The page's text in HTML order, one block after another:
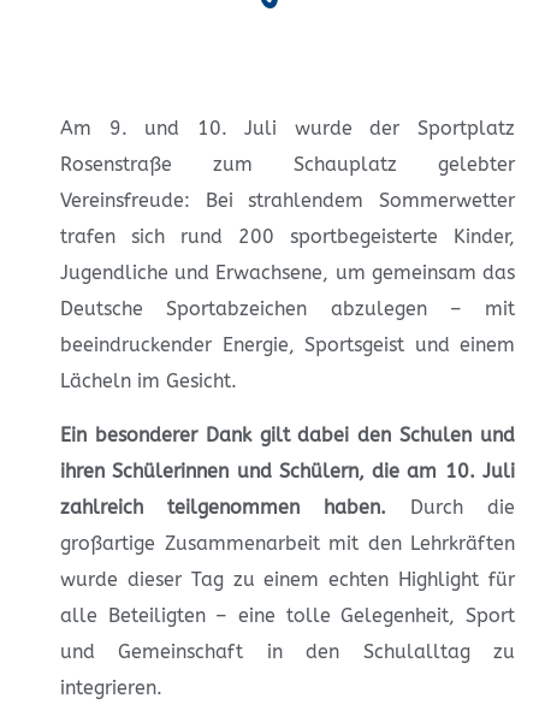
Am 9. und 10. Juli wurde der Sportplatz
Rosenstraße zum Schauplatz gelebter
Vereinsfreude: Bei strahlendem Sommerwetter
trafen sich rund 200 sportbegeisterte Kinder,
Jugendliche und Erwachsene, um gemeinsam das
Deutsche Sportabzeichen abzulegen – mit
beeindruckender Energie, Sportsgeist und einem
Lächeln im Gesicht.
Ein besonderer Dank gilt dabei den Schulen und
ihren Schülerinnen und Schülern, die am 10. Juli
zahlreich teilgenommen haben. Durch die
großartige Zusammenarbeit mit den Lehrkräften
wurde dieser Tag zu einem echten Highlight für
alle Beteiligten – eine tolle Gelegenheit, Sport
und Gemeinschaft in den Schulalltag zu
integrieren.